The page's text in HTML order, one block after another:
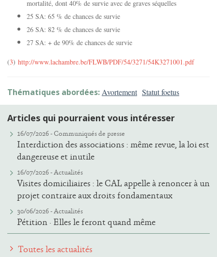
mortalité, dont 40% de survie avec de graves séquelles
25 SA: 65 % de chances de survie
26 SA: 82 % de chances de survie
27 SA: + de 90% de chances de survie
(3) http://www.lachambre.be/FLWB/PDF/54/3271/54K3271001.pdf
Thématiques abordées: Avortement Statut foetus
Articles qui pourraient vous intéresser
16/07/2026 -Communiqués de presse
Interdiction des associations : même revue, la loi est
dangereuse et inutile
16/07/2026 -Actualités
Visites domiciliaires : le CAL appelle à renoncer à un
projet contraire aux droits fondamentaux
30/06/2026 -Actualités
Pétition · Elles le feront quand même
Toutes les actualités